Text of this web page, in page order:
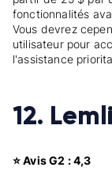
fonctionnalités
Vous devrez
utilisateur pour
l'assistance
12.
⭐ Avis G2 : 4,3